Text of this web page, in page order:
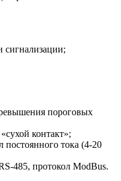
пороговых
контакт»;
тока (4-20
485, протокол ModBus.